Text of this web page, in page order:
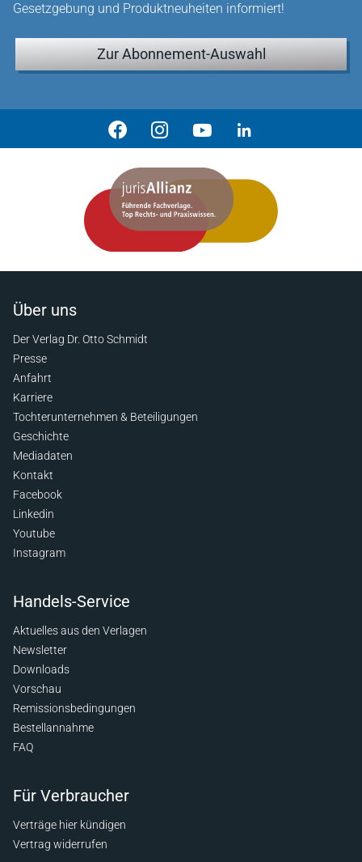
Gesetzgebung und Produktneuheiten informiert!
Zur Abonnement-Auswahl
Über uns
Der Verlag Dr. Otto Schmidt
Presse
Anfahrt
Karriere
Tochterunternehmen & Beteiligungen
Geschichte
Mediadaten
Kontakt
Facebook
Linkedin
Youtube
Instagram
Handels-Service
Aktuelles aus den Verlagen
Newsletter
Downloads
Vorschau
Remissionsbedingungen
Bestellannahme
FAQ
Für Verbraucher
Verträge hier kündigen
Vertrag widerrufen